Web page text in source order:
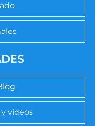
videos